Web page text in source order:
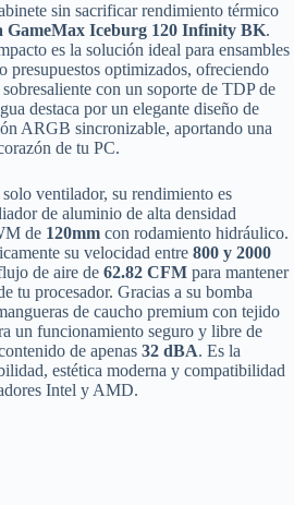
sin sacrificar rendimiento térmico
GameMax Iceburg 120 Infinity BK.
es la solución ideal para ensambles
presupuestos optimizados, ofreciendo
con un soporte de TDP de
destaca por un elegante diseño de
ARGB sincronizable, aportando una
de tu PC.
ventilador, su rendimiento es
de aluminio de alta densidad
de 120mm con rodamiento hidráulico.
su velocidad entre 800 y 2000
de aire de 62.82 CFM para mantener
tu procesador. Gracias a su bomba
de caucho premium con tejido
un funcionamiento seguro y libre de
de apenas 32 dBA. Es la
estética moderna y compatibilidad
Intel y AMD.